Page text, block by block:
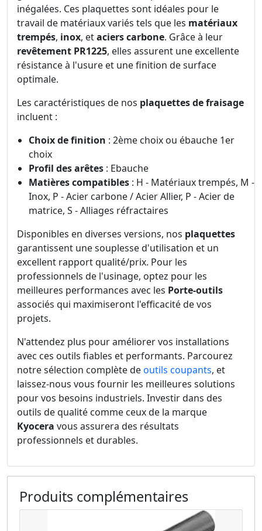
inégalées. Ces plaquettes sont idéales pour le
travail de matériaux variés tels que les matériaux
trempés, inox, etaciers carbone. Grâce à leur
revêtement PR1225, elles assurent une excellente
résistance à l'usure et une finition de surface
optimale.
Les caractéristiques de nos plaquettes de fraisage
incluent :
Choix de finition : 2ème choix ou ébauche 1er
choix
Profil des arêtes : Ebauche
Matières compatibles : H - Matériaux trempés, M -
Inox, P - Acier carbone / Acier Allier, P - Acier de
matrice, S - Alliages réfractaires
Disponibles en diverses versions, nos plaquettes
garantissent une souplesse d'utilisation et un
excellent rapport qualité/prix. Pour les
professionnels de l'usinage, optez pour les
meilleures performances avec les Porte-outils
associés qui maximiseront l'efficacité de vos
projets.
N'attendez plus pour améliorer vos installations
avec ces outils fiables et performants. Parcourez
notre sélection complète deoutils coupants, et
laissez-nous vous fournir les meilleures solutions
pour vos besoins industriels. Investir dans des
outils de qualité comme ceux de la marque
Kyocera vous assurera des résultats
professionnels et durables.
Produits complémentaires